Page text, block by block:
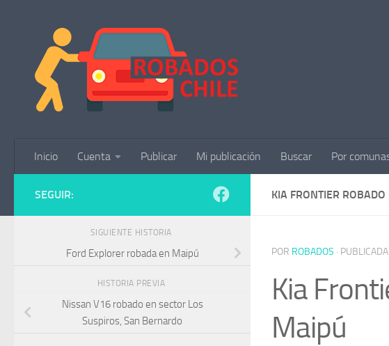
Inicio Cuenta Publicar Mi publicación Buscar Por
KIA FRONTIER
POR ROBADOS · PUBLICADA
Kia
Maipú
SEGUIR:
SIGUIENTE HISTORIA
Ford Explorer robada en Maipú
HISTORIA PREVIA
Nissan V16 robado en sector Los
Suspiros, San Bernardo